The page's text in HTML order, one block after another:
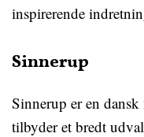
inspirerende
Sinnerup
Sinnerup er en
tilbyder et bredt